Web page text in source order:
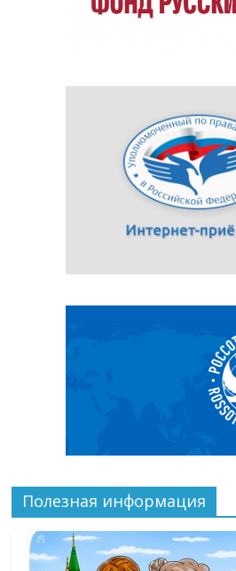
Полезная информация